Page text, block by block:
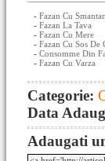
- Fazan Cu
- Fazan La Tava
- Fazan Cu Mere
- Fazan Cu Sos De
- Consomme Din
- Fazan Cu Varza
Categorie:
Data
Adaugati